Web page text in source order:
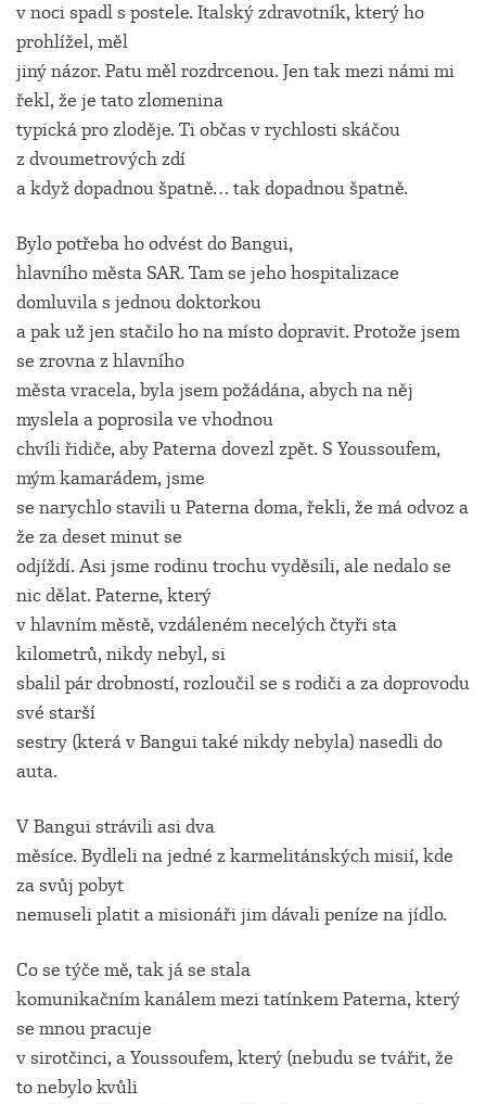
v noci spadl s postele. Italský zdravotník, který ho
prohlížel, měl
jiný názor. Patu měl rozdrcenou. Jen tak mezi námi mi
řekl, že je tato zlomenina
typická pro zloděje. Ti občas v rychlosti skáčou
z dvoumetrových zdí
a když dopadnou špatně… tak dopadnou špatně.
Bylo potřeba ho odvést do Bangui,
hlavního města SAR. Tam se jeho hospitalizace
domluvila s jednou doktorkou
a pak už jen stačilo ho na místo dopravit. Protože jsem
se zrovna z hlavního
města vracela, byla jsem požádána, abych na něj
myslela a poprosila ve vhodnou
chvíli řidiče, aby Paterna dovezl zpět. S Youssoufem,
mým kamarádem, jsme
se narychlo stavili u Paterna doma, řekli, že má odvoz a
že za deset minut se
odjíždí. Asi jsme rodinu trochu vyděsili, ale nedalo se
nic dělat. Paterne, který
v hlavním městě, vzdáleném necelých čtyři sta
kilometrů, nikdy nebyl, si
sbalil pár drobností, rozloučil se s rodiči a za doprovodu
své starší
sestry (která v Bangui také nikdy nebyla) nasedli do
auta.
V Bangui strávili asi dva
měsíce. Bydleli na jedné z karmelitánských misií, kde
za svůj pobyt
nemuseli platit a misionáři jim dávali peníze na jídlo.
Co se týče mě, tak já se stala
komunikačním kanálem mezi tatínkem Paterna, který
se mnou pracuje
v sirotčinci, a Youssoufem, který (nebudu se tvářit, že
to nebylo kvůli